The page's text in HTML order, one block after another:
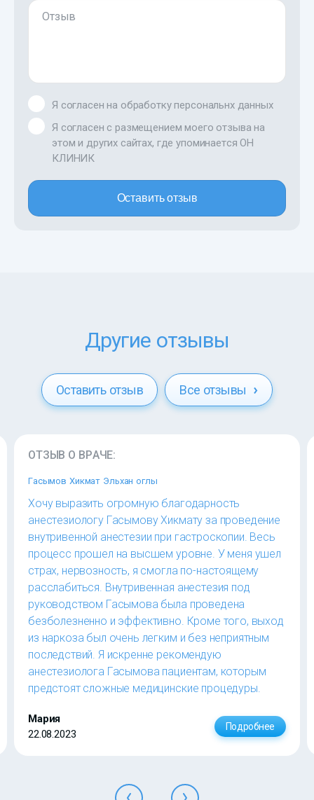
Отзыв
Я согласен на обработку персональнх данных
Я согласен с размещением моего отзыва на
этом и других сайтах, где упоминается ОН
КЛИНИК
Оставить отзыв
Другие отзывы
Оставить отзыв Все отзывы
ОТЗЫВ О ВРАЧЕ:
Гасымов Хикмат Эльхан оглы
Хочу выразить огромную благодарность
анестезиологу Гасымову Хикмату за проведение
внутривенной анестезии при гастроскопии. Весь
процесс прошел на высшем уровне. У меня ушел
страх, нервозность, я смогла по-настоящему
расслабиться. Внутривенная анестезия под
руководством Гасымова была проведена
безболезненно и эффективно. Кроме того, выход
из наркоза был очень легким и без неприятным
последствий. Я искренне рекомендую
анестезиолога Гасымова пациентам, которым
предстоят сложные медицинские процедуры.
Мария
22.08.2023
Подробнее